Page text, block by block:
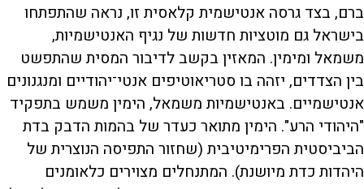
ברם, בצד גרסה אנטישמית קלאסית זו, נראה שהתפתחו
בישראל גם מוטציות חדשות של נגיף האנטישמיות,
משמאל ומימין. המאזין בקשב לדיבור המסית שהתפשט
בין הצדדים, יזהה בו סטריאוטיפים אנטי־יהודיים ומנגנונים
אנטישמיים. באנטישמיות משמאל, הימין משמש בתפקיד
"היהודי הרע". הימין מתואר כעדר של בהמות הדבק בדת
הביביסטית הפרימיטיבית (שחזור התפיסה הנוצרית של
היהדות כדת מיושנת). המתנחלים מצוירים כלאומנים